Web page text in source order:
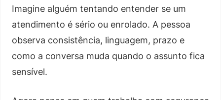
Imagine alguém tentando entender se um
atendimento é sério ou enrolado. A pessoa
observa consistência, linguagem, prazo e
como a conversa muda quando o assunto fica
sensível.